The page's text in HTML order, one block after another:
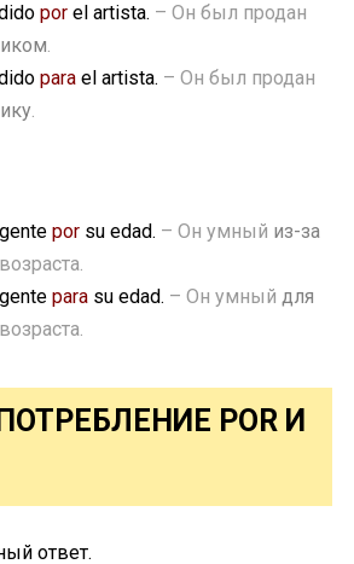
por el artista. – Он был продан
.
para el artista. – Он был продан
.
por su edad. – Он умный из-за
para su edad. – Он умный для
POR И
ответ.